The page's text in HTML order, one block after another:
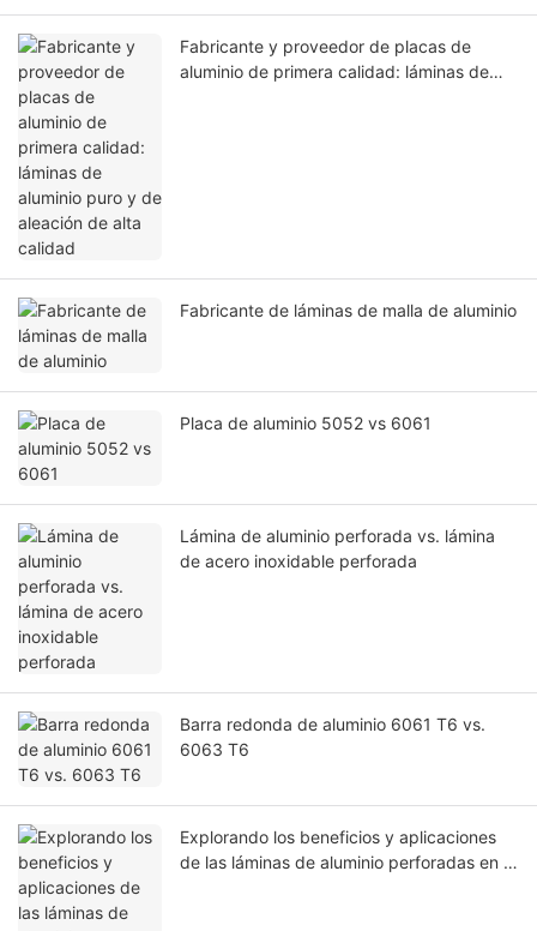
Fabricante y proveedor de placas de
aluminio de primera calidad: láminas de
Fabricante de láminas de malla de aluminio
Placa de aluminio 5052 vs 6061
Lámina de aluminio perforada vs. lámina
de acero inoxidable perforada
Barra redonda de aluminio 6061 T6 vs.
6063 T6
Explorando los beneficios y aplicaciones
de las láminas de aluminio perforadas en la